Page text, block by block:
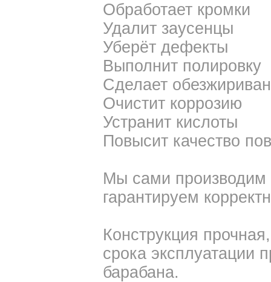
Обработает кромки
Удалит заусенцы
Уберёт дефекты
Выполнит полировку
Сделает
Очистит коррозию
Устранит кислоты
Повысит качество
Мы сами производим
гарантируем
Конструкция
срока эксплуатации
барабана.